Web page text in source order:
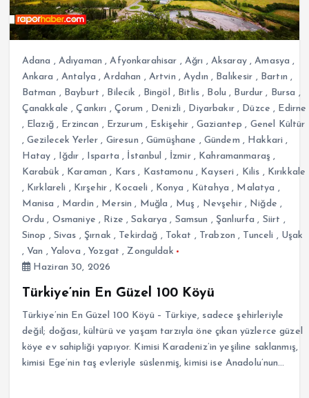
Adana , Adıyaman ,Afyonkarahisar , Ağrı , Aksaray,Amasya ,
Ankara , Antalya ,Ardahan , Artvin ,Aydın , Balıkesir , Bartın ,
Batman , Bayburt , Bilecik , Bingöl , Bitlis , Bolu , Burdur , Bursa ,
Çanakkale ,Çankırı , Çorum , Denizli , Diyarbakır, Düzce , Edirne
, Elazığ, Erzincan , Erzurum , Eskişehir , Gaziantep , Genel Kültür
, Gezilecek Yerler , Giresun ,Gümüşhane , Gündem , Hakkari ,
Hatay , Iğdır , Isparta , İstanbul , İzmir, Kahramanmaraş ,
Karabük , Karaman , Kars , Kastamonu , Kayseri , Kilis , Kırıkkale
, Kırklareli , Kırşehir, Kocaeli , Konya , Kütahya , Malatya ,
Manisa , Mardin , Mersin , Muğla , Muş , Nevşehir, Niğde ,
Ordu , Osmaniye , Rize ,Sakarya , Samsun , Şanlıurfa , Siirt ,
Sinop , Sivas , Şırnak , Tekirdağ , Tokat , Trabzon , Tunceli , Uşak
, Van , Yalova ,Yozgat ,Zonguldak
Haziran 30, 2026
Türkiye’nin En Güzel 100 Köyü
Türkiye’nin En Güzel 100 Köyü – Türkiye, sadece şehirleriyle
değil; doğası, kültürü ve yaşam tarzıyla öne çıkan yüzlerce güzel
köye ev sahipliği yapıyor. Kimisi Karadeniz’in yeşiline saklanmış,
kimisi Ege’nin taş evleriyle süslenmiş, kimisi ise Anadolu’nun…